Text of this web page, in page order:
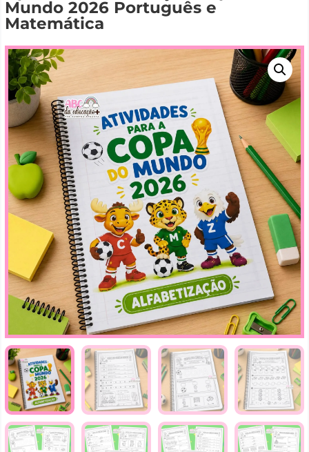
Mundo 2026 Português e
Matemática